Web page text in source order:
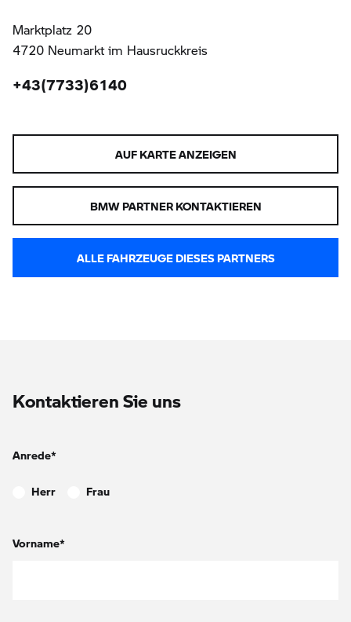
Marktplatz 20
4720 Neumarkt im Hausruckkreis
+43(7733)6140
AUF KARTE ANZEIGEN
BMW PARTNER KONTAKTIEREN
ALLE FAHRZEUGE DIESES PARTNERS
Kontaktieren Sie uns
Anrede*
Herr Frau
Vorname*